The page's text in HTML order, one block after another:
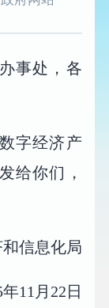
事处，各
字经济产
给你们，
信息化局
年11月22日